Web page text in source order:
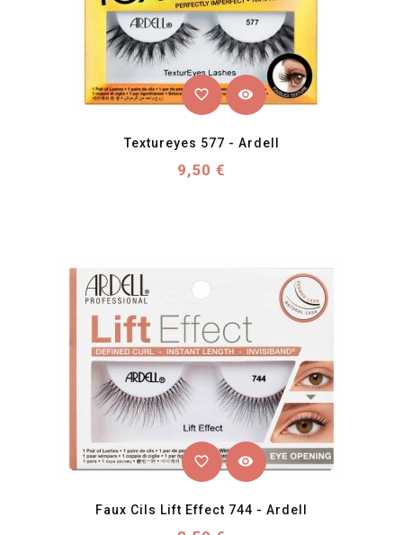
favorite_border visibility
Textureyes 577 - Ardell
Prix
9,50 €
favorite_border visibility
Faux Cils Lift Effect 744 - Ardell